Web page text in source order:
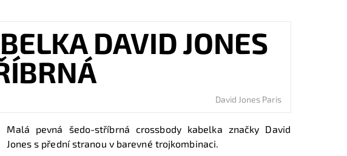
DAVID JONES
David Jones Paris
Malá pevná šedo-stříbrná crossbody kabelka značky David
Jones s přední stranou v barevné trojkombinaci.